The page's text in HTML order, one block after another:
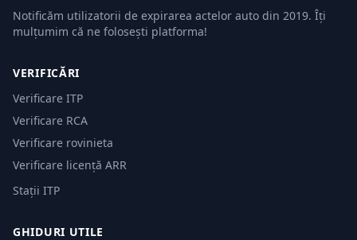
Notificăm utilizatorii de expirarea actelor auto din 2019. Îți
mulțumim că ne folosești platforma!
VERIFICĂRI
Verificare ITP
Verificare RCA
Verificare rovinieta
Verificare licență ARR
Stații ITP
GHIDURI UTILE